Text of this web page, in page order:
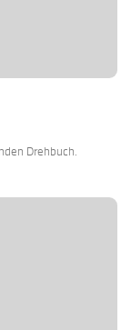
Drehbuch.